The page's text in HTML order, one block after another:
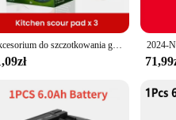
Akcesorium do szczotkowania gąbka do czyszczenia Bosch do uniwersalne czyszczenie pędzla Bosch